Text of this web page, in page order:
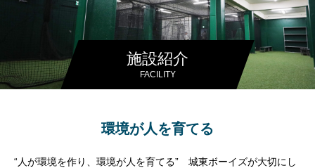
施設紹介
FACILITY
環境が人を育てる
“人が環境を作り、環境が人を育てる” 城東ボーイズが大切にし